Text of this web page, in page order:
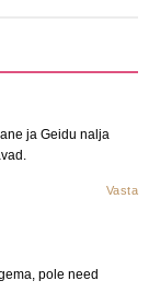
ja Geidu nalja
Vasta
pole need